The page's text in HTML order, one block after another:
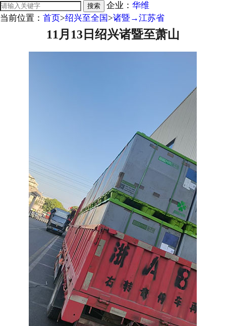
在线留言
联系我们
在线礼佛
在线许愿
搜索 企业： 华维
当前位置： 首页>绍兴至全国>诸暨→江苏省
11月13日绍兴诸暨至萧山